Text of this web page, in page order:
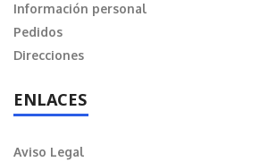
Información personal
Pedidos
Direcciones
ENLACES
Aviso Legal